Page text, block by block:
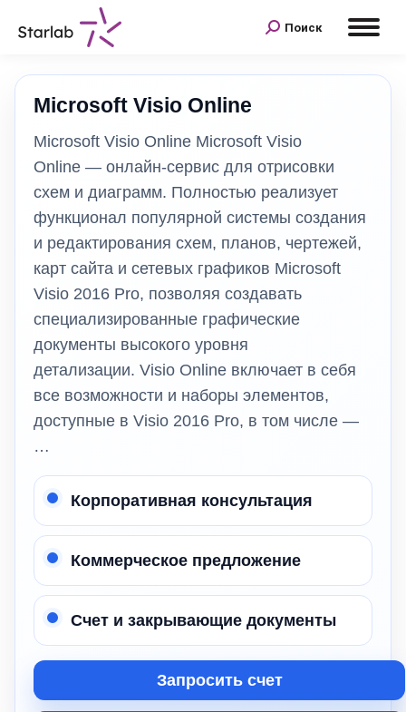
Поиск
Microsoft Visio Online
Microsoft Visio Online Microsoft Visio
Online — онлайн-сервис для отрисовки
схем и диаграмм. Полностью реализует
функционал популярной системы создания
и редактирования схем, планов, чертежей,
карт сайта и сетевых графиков Microsoft
Visio 2016 Pro, позволяя создавать
специализированные графические
документы высокого уровня
детализации. Visio Online включает в себя
все возможности и наборы элементов,
доступные в Visio 2016 Pro, в том числе —
…
Корпоративная консультация
Коммерческое предложение
Счет и закрывающие документы
Запросить счет